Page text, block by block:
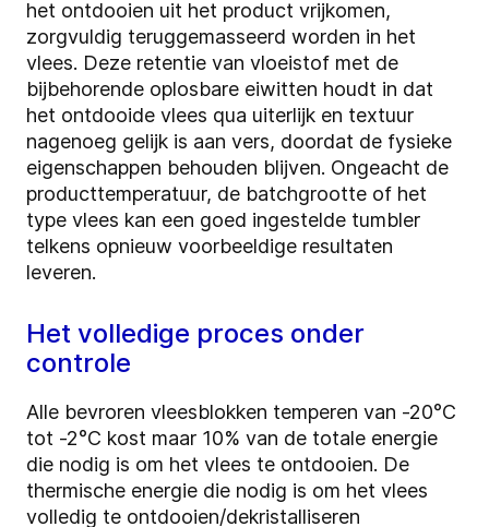
het ontdooien uit het product vrijkomen,
zorgvuldig teruggemasseerd worden in het
vlees. Deze retentie van vloeistof met de
bijbehorende oplosbare eiwitten houdt in dat
het ontdooide vlees qua uiterlijk en textuur
nagenoeg gelijk is aan vers, doordat de fysieke
eigenschappen behouden blijven. Ongeacht de
producttemperatuur, de batchgrootte of het
type vlees kan een goed ingestelde tumbler
telkens opnieuw voorbeeldige resultaten
leveren.
Het volledige proces onder
controle
Alle bevroren vleesblokken temperen van -20°C
tot -2°C kost maar 10% van de totale energie
die nodig is om het vlees te ontdooien. De
thermische energie die nodig is om het vlees
volledig te ontdooien/dekristalliseren